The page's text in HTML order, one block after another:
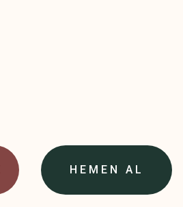
HEMEN AL